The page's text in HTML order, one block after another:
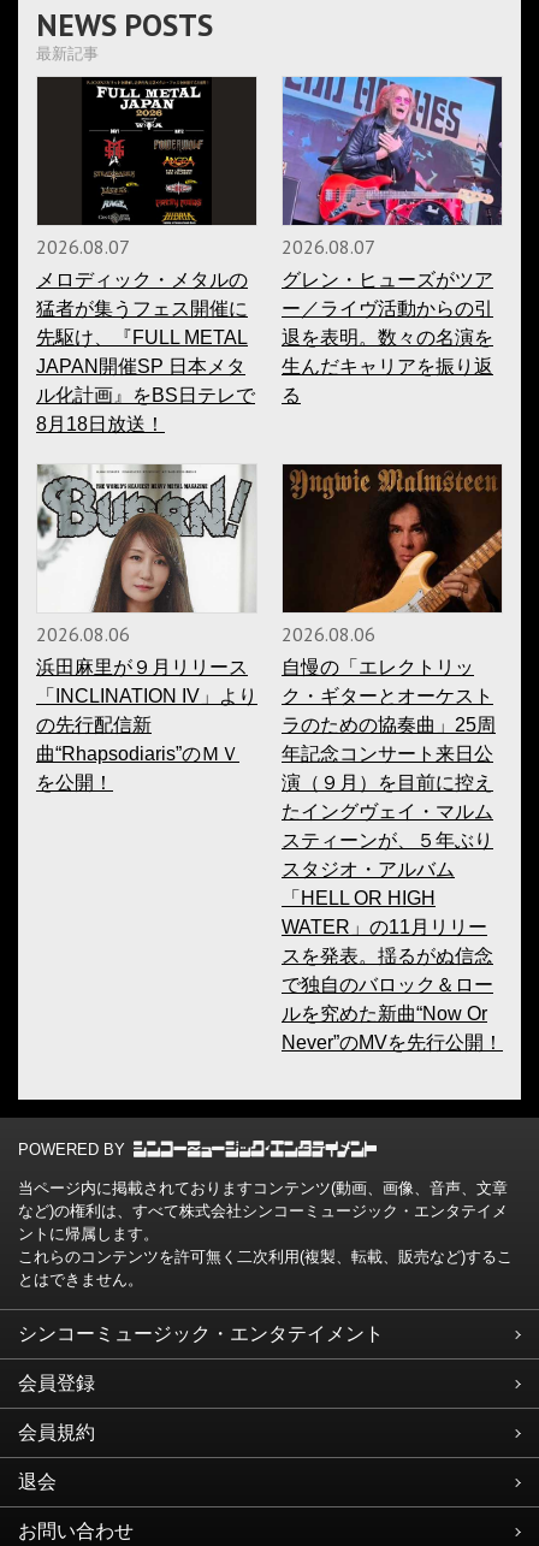
NEWS POSTS
最新記事
2026.08.07
メロディック・メタルの
猛者が集うフェス開催に
先駆け、『FULL METAL
JAPAN開催SP 日本メタ
ル化計画』をBS日テレで
8月18日放送！
2026.08.07
グレン・ヒューズがツア
ー／ライヴ活動からの引
退を表明。数々の名演を
生んだキャリアを振り返
る
2026.08.06
浜田麻里が９月リリース
「INCLINATION IV」より
の先行配信新
曲“Rhapsodiaris”のＭＶ
を公開！
2026.08.06
自慢の「エレクトリッ
ク・ギターとオーケスト
ラのための協奏曲」25周
年記念コンサート来日公
演（９月）を目前に控え
たイングヴェイ・マルム
スティーンが、５年ぶり
スタジオ・アルバム
「HELL OR HIGH
WATER」の11月リリー
スを発表。揺るがぬ信念
で独自のバロック＆ロー
ルを究めた新曲“Now Or
Never”のMVを先行公開！
POWERED BY
当ページ内に掲載されておりますコンテンツ(動画、画像、音声、文章
など)の権利は、すべて株式会社シンコーミュージック・エンタテイメ
ントに帰属します。
これらのコンテンツを許可無く二次利用(複製、転載、販売など)するこ
とはできません。
シンコーミュージック・エンタテイメント
会員登録
会員規約
退会
お問い合わせ